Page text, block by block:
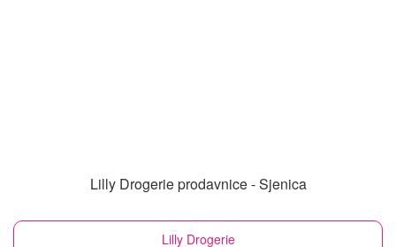
Lilly Drogerie prodavnice - Sjenica
Lilly Drogerie